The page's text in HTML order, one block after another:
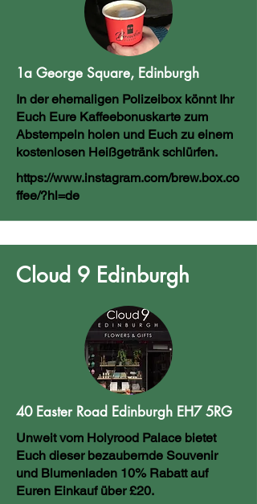
1a George Square, Edinburgh
In der ehemaligen Polizeibox könnt Ihr
Euch Eure Kaffeebonuskarte zum
Abstempeln holen und Euch zu einem
kostenlosen Heißgetränk schlürfen.
https://www.instagram.com/brew.box.co
ffee/?hl=de
Cloud 9 Edinburgh
40 Easter Road Edinburgh EH7 5RG
Unweit vom Holyrood Palace bietet
Euch dieser bezaubernde Souvenir
und Blumenladen 10% Rabatt auf
Euren Einkauf über £20.